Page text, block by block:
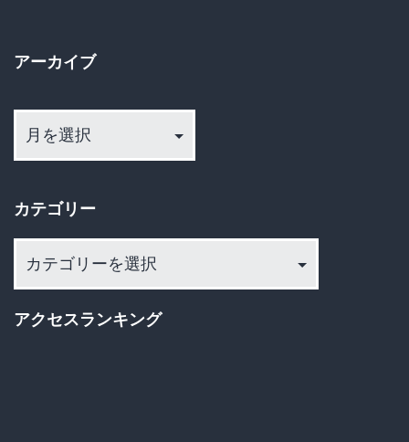
ン
アーカイブ
カ
ブ
カテゴリー
リ
アクセスランキング